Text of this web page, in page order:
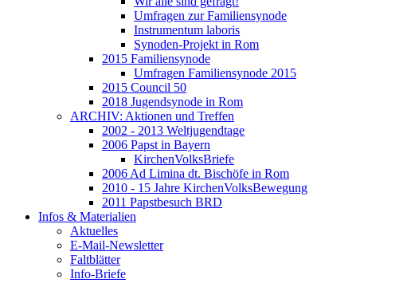
Umfragen zur Familiensynode
Instrumentum laboris
Synoden-Projekt in Rom
2015 Familiensynode
Umfragen Familiensynode 2015
2015 Council 50
2018 Jugendsynode in Rom
ARCHIV: Aktionen und Treffen
2002 - 2013 Weltjugendtage
2006 Papst in Bayern
KirchenVolksBriefe
2006 Ad Limina dt. Bischöfe in Rom
2010 - 15 Jahre KirchenVolksBewegung
2011 Papstbesuch BRD
Infos & Materialien
Aktuelles
E-Mail-Newsletter
Faltblätter
Info-Briefe